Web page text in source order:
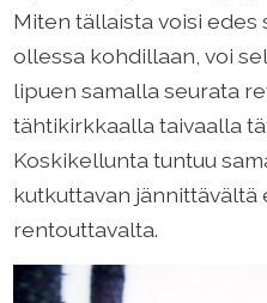
Miten tällaista voisi edes
ollessa kohdillaan, voi
lipuen samalla seurata
tähtikirkkaalla taivaalla
Koskikellunta tuntuu
kutkuttavan jännittävältä
rentouttavalta.